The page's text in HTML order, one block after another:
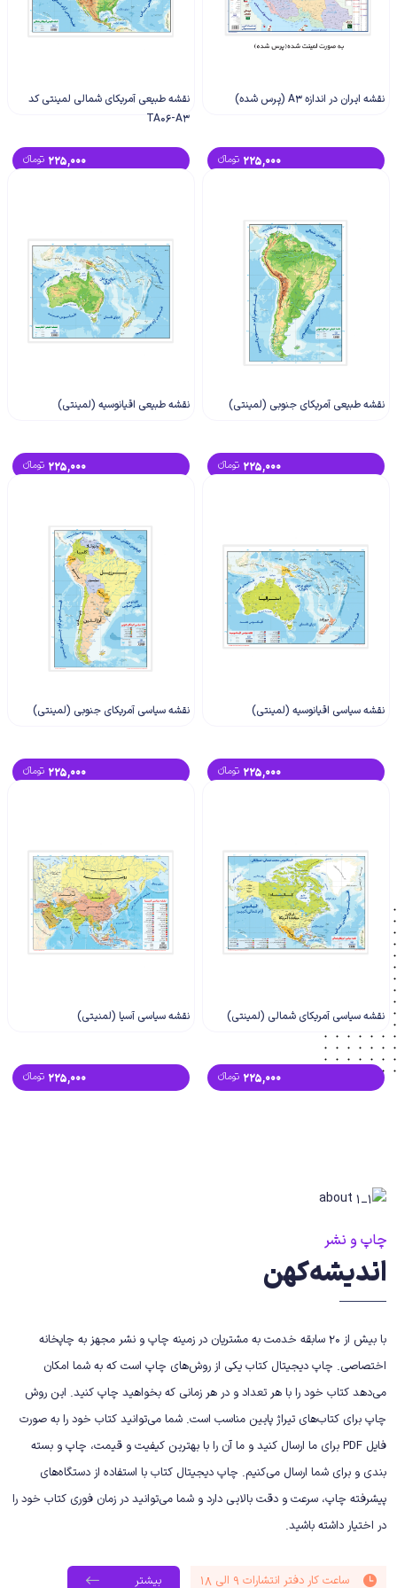
نقشه ایران در اندازه A3 (پرس شده)
225,000 تومانء
نقشه طبیعی آمریکای شمالی لمینتی کد
TA06-A3
225,000 تومانء
نقشه طبیعی آمریکای جنوبی (لمینتی)
225,000 تومانء
نقشه طبیعی اقیانوسیه (لمینتی)
225,000 تومانء
نقشه سیاسی اقیانوسیه (لمینتی)
225,000 تومانء
نقشه سیاسی آمریکای جنوبی (لمینتی)
225,000 تومانء
نقشه سیاسی آمریکای شمالی (لمینتی)
225,000 تومانء
نقشه سیاسی آسیا (لمنیتی)
225,000 تومانء
چاپ و نشر
اندیشه‌کهن
با بیش از 20 سابقه خدمت به مشتریان در زمینه چاپ و نشر مجهز به چاپخانه
اختصاصی. چاپ دیجیتال کتاب یکی از روش‌های چاپ است که به شما امکان
می‌دهد کتاب خود را با هر تعداد و در هر زمانی که بخواهید چاپ کنید. این روش
چاپ برای کتاب‌های تیراژ پایین مناسب است. شما می‌توانید کتاب خود را به صورت
فایل PDF برای ما ارسال کنید و ما آن را با بهترین کیفیت و قیمت، چاپ و بسته
بندی و برای شما ارسال می‌کنیم. چاپ دیجیتال کتاب با استفاده از دستگاه‌های
پیشرفته چاپ، سرعت و دقت بالایی دارد و شما می‌توانید در زمان فوری کتاب خود را
در اختیار داشته باشید.
ساعت کار دفتر انتشارات 9 الی 18 بیشتر